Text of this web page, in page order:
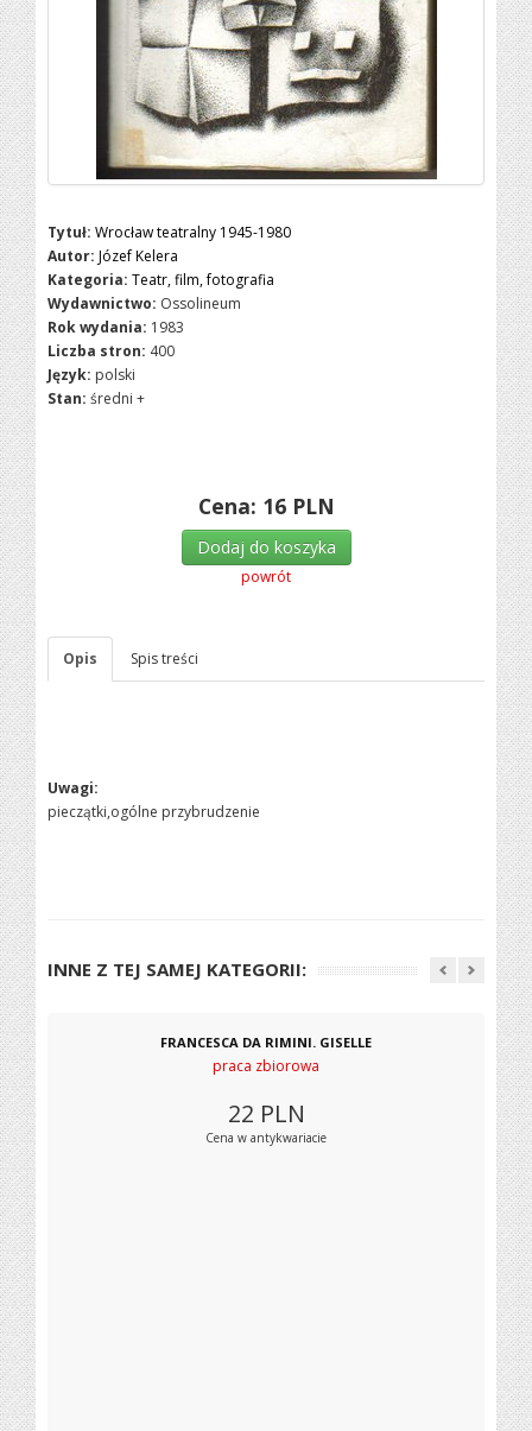
Tytuł: Wrocław teatralny 1945-1980
Autor: Józef Kelera
Kategoria: Teatr, film, fotografia
Wydawnictwo: Ossolineum
Rok wydania: 1983
Liczba stron: 400
Język: polski
Stan: średni +
Cena: 16 PLN
Dodaj do koszyka
powrót
Opis Spis treści
Uwagi:
pieczątki,ogólne przybrudzenie
INNE Z TEJ SAMEJ KATEGORII:
FRANCESCA DA RIMINI. GISELLE
praca zbiorowa
22 PLN
Cena w antykwariacie